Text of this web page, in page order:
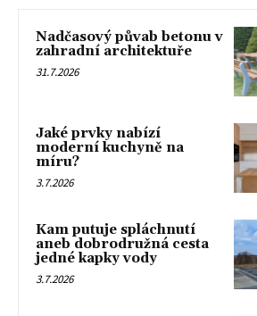
Nadčasový půvab betonu v
zahradní architektuře
31.7.2026
Jaké prvky nabízí
moderní kuchyně na
míru?
3.7.2026
Kam putuje spláchnutí
aneb dobrodružná cesta
jedné kapky vody
3.7.2026